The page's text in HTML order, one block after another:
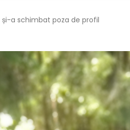
și-a schimbat poza de profil